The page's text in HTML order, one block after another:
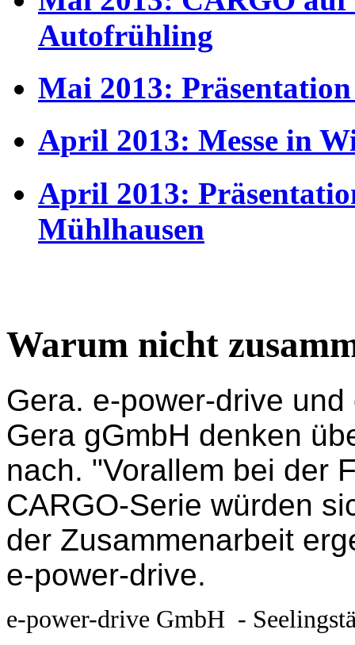
Autofrühling
Mai 2013:
April 2013: Messe in
April 2013:
Mühlhausen
Warum nicht
Gera. e-power-drive
Gera gGmbH denken
nach. "Vorallem bei der
CARGO-Serie würden
der Zusammenarbeit
e-power-drive.
e-power-drive GmbH -